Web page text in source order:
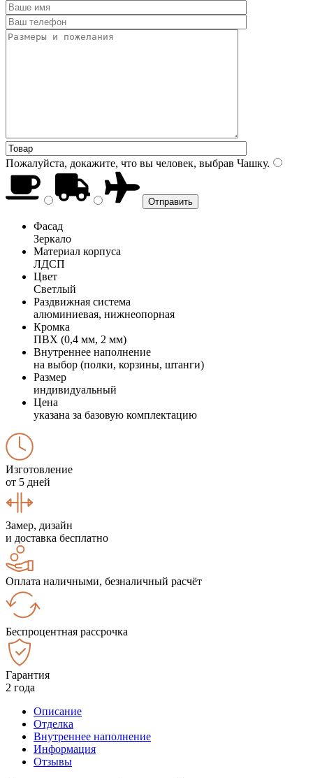
Пожалуйста, докажите, что вы человек, выбрав Чашку.
Фасад
Зеркало
Материал корпуса
ЛДСП
Цвет
Светлый
Раздвижная система
алюминиевая, нижнеопорная
Кромка
ПВХ (0,4 мм, 2 мм)
Внутреннее наполнение
на выбор (полки, корзины, штанги)
Размер
индивидуальный
Цена
указана за базовую комплектацию
Изготовление
от 5 дней
Замер, дизайн
и доставка бесплатно
Оплата наличными, безналичный расчёт
Беспроцентная рассрочка
Гарантия
2 года
Описание
Отделка
Внутреннее наполнение
Информация
Отзывы